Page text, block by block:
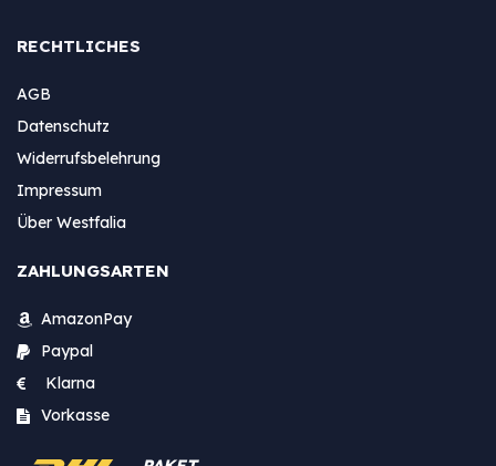
RECHTLICHES
AGB
Datenschutz
Widerrufsbelehrung
Impressum
Über Westfalia
ZAHLUNGSARTEN
AmazonPay
Paypal
Klarna
Vorkasse